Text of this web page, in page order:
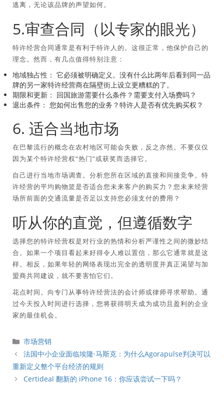
逃离，无论该品牌的声望如何。
5.审查合同（以专家的眼光）
特许经营合同通常是有利于特许人的。这很正常，他保护自己的
理念。然而，有几点值得特别注意：
地域独占性： 它必须被明确定义。没有什么比两年后看到同一品
牌的另一家特许经营商在隔壁街上设立更糟糕的了。
期限和更新： 回国旅游需要什么条件？需要支付入场费吗？
退出条件： 您如何出售您的业务？特许人是否有优先购买权？
6. 适合当地市场
在巴黎流行的概念在农村地区可能会失败，反之亦然。不要仅仅
因为某个特许经营权“热门”或获奖而选择它。
自己进行当地市场调查。分析您所在区域的直接和间接竞争。特
许经营的平均购物篮是否适合您未来客户的购买力？您未来经营
场所前面的交通流量是否足以支持您必须支付的费用？
听从你的直觉，但遵循数字
选择您的特许经营权是对行业的热情和分析严谨性之间的微妙结
合。如果一个项目看起来好得令人难以置信，那么它通常就是这
样。相反，如果年轻的网络表现出完全的透明度并真正渴望与加
盟商共同建设，就不要害怕它们。
花点时间。向专门从事特许经营法的会计师或律师寻求帮助。通
过今天投入时间进行选择，您将获得明天成为成功且盈利的企业
家的最佳机会。
分
類
市场营销
法国中小企业面临埃隆·马斯克：为什么Agorapulse判决可以
重新定义整个平台经济的规则
Certideal 翻新的 iPhone 16：你应该尝试一下吗？